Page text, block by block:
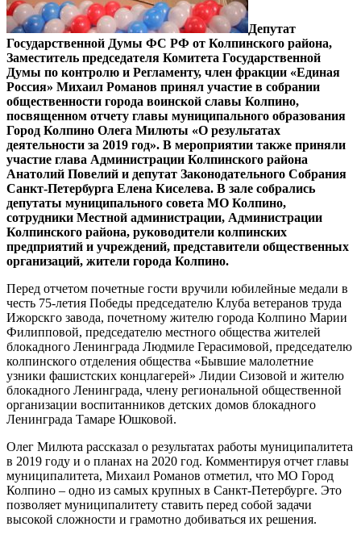
Депутат
Государственной Думы ФС РФ от Колпинского района,
Заместитель председателя Комитета Государственной
Думы по контролю и Регламенту, член фракции «Единая
Россия» Михаил Романов принял участие в собрании
общественности города воинской славы Колпино,
посвященном отчету главы муниципального образования
Город Колпино Олега Милюты «О результатах
деятельности за 2019 год». В мероприятии также приняли
участие глава Администрации Колпинского района
Анатолий Повелий и депутат Законодательного Собрания
Санкт-Петербурга Елена Киселева. В зале собрались
депутаты муниципального совета МО Колпино,
сотрудники Местной администрации, Администрации
Колпинского района, руководители колпинских
предприятий и учреждений, представители общественных
организаций, жители города Колпино.
Перед отчетом почетные гости вручили юбилейные медали в
честь 75-летия Победы председателю Клуба ветеранов труда
Ижорскго завода, почетному жителю города Колпино Марии
Филипповой, председателю местного общества жителей
блокадного Ленинграда Людмиле Герасимовой, председателю
колпинского отделения общества «Бывшие малолетние
узники фашистских концлагерей» Лидии Сизовой и жителю
блокадного Ленинграда, члену региональной общественной
организации воспитанников детских домов блокадного
Ленинграда Тамаре Юшковой.
Олег Милюта рассказал о результатах работы муниципалитета
в 2019 году и о планах на 2020 год. Комментируя отчет главы
муниципалитета, Михаил Романов отметил, что МО Город
Колпино – одно из самых крупных в Санкт-Петербурге. Это
позволяет муниципалитету ставить перед собой задачи
высокой сложности и грамотно добиваться их решения.